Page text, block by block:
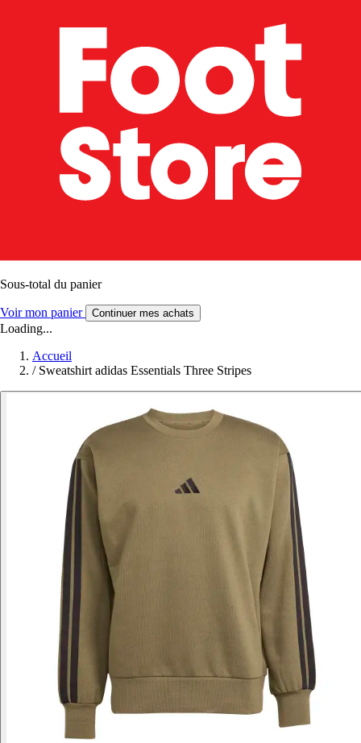
Sous-total du panier
Voir mon panier Continuer mes achats
Loading...
Accueil
/ Sweatshirt adidas Essentials Three Stripes